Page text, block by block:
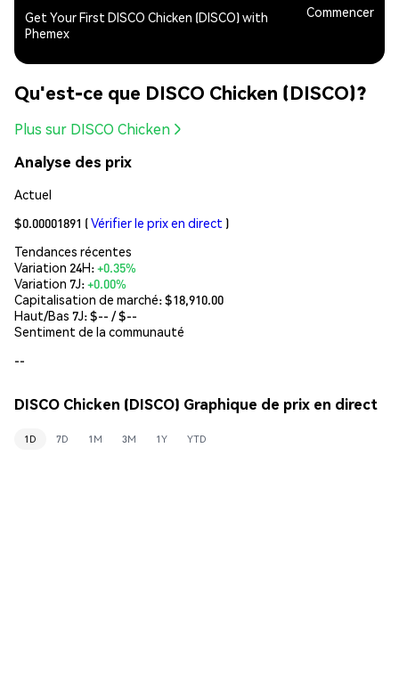
Get Your First DISCO Chicken (DISCO) with
Phemex
Commencer
Qu'est-ce que DISCO Chicken (DISCO)?
Plus sur DISCO Chicken
Analyse des prix
Actuel
$0.00001891 (Vérifier le prix en direct )
Tendances récentes
Variation 24H:+0.35%
Variation 7J:+0.00%
Capitalisation de marché:$18,910.00
Haut/Bas 7J: $-- / $--
Sentiment de la communauté
--
DISCO Chicken (DISCO) Graphique de prix en direct
1D 7D 1M 3M 1Y YTD